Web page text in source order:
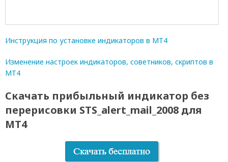
Инструкция по установке индикаторов в МТ4
Изменение настроек индикаторов, советников, скриптов в
МТ4
Скачать прибыльный индикатор без
перерисовки STS_alert_mail_2008 для
МТ4